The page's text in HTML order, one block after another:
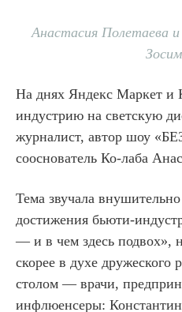
Анастасия Полетаева
На днях Яндекс Маркет и
индустрию на светскую
журналист, автор шоу
сооснователь Ко-лаба
Тема звучала
достижения бьюти-
— и в чем здесь подвох»,
скорее в духе дружеского
столом — врачи,
инфлюенсеры: